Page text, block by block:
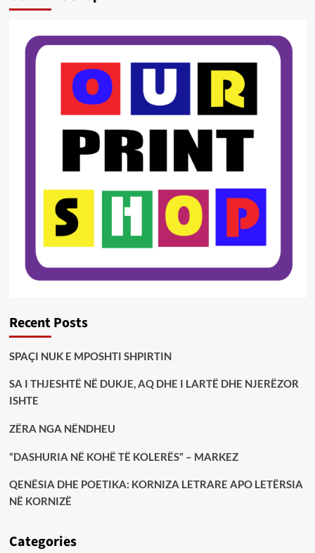
Recent Posts
SPAÇI NUK E MPOSHTI SHPIRTIN
SA I THJESHTË NË DUKJE, AQ DHE I LARTË DHE NJERËZOR
ISHTE
ZËRA NGA NËNDHEU
“DASHURIA NË KOHË TË KOLERËS” – MARKEZ
QENËSIA DHE POETIKA: KORNIZA LETRARE APO LETËRSIA
NË KORNIZË
Categories